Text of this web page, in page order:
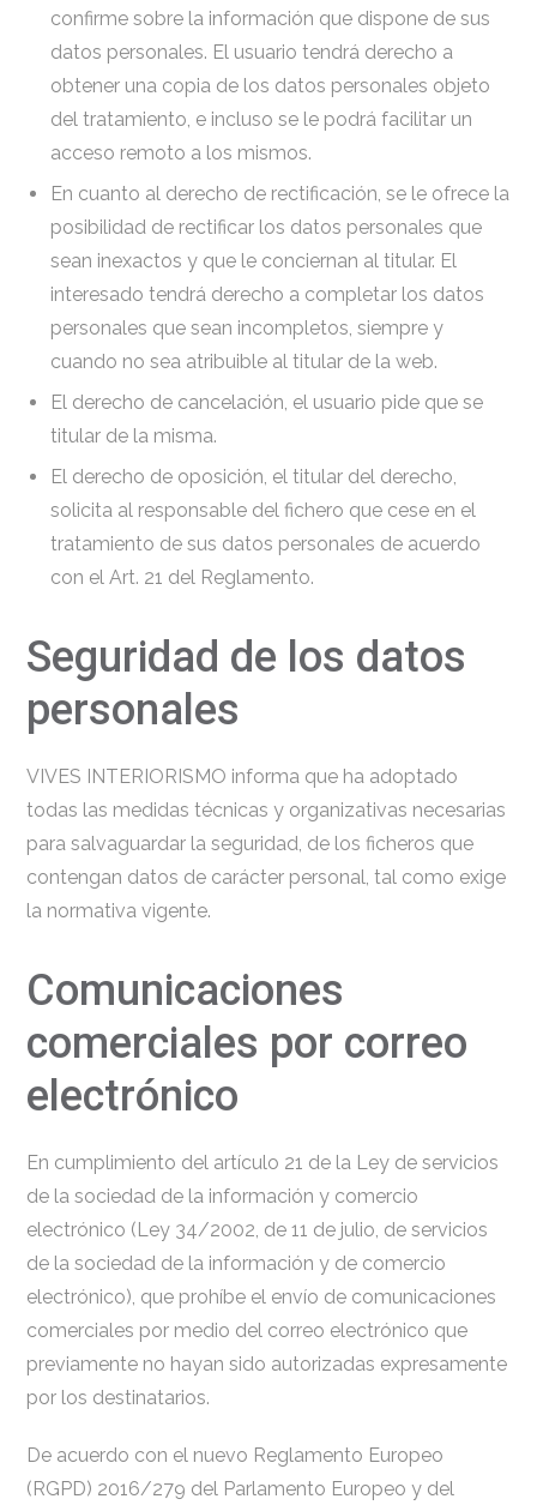
confirme sobre la información que dispone de sus
datos personales. El usuario tendrá derecho a
obtener una copia de los datos personales objeto
del tratamiento, e incluso se le podrá facilitar un
acceso remoto a los mismos.
En cuanto al derecho de rectificación, se le ofrece la
posibilidad de rectificar los datos personales que
sean inexactos y que le conciernan al titular. El
interesado tendrá derecho a completar los datos
personales que sean incompletos, siempre y
cuando no sea atribuible al titular de la web.
El derecho de cancelación, el usuario pide que se
titular de la misma.
El derecho de oposición, el titular del derecho,
solicita al responsable del fichero que cese en el
tratamiento de sus datos personales de acuerdo
con el Art. 21 del Reglamento.
Seguridad de los datos
personales
VIVES INTERIORISMO informa que ha adoptado
todas las medidas técnicas y organizativas necesarias
para salvaguardar la seguridad, de los ficheros que
contengan datos de carácter personal, tal como exige
la normativa vigente.
Comunicaciones
comerciales por correo
electrónico
En cumplimiento del artículo 21 de la Ley de servicios
de la sociedad de la información y comercio
electrónico (Ley 34/2002, de 11 de julio, de servicios
de la sociedad de la información y de comercio
electrónico), que prohíbe el envío de comunicaciones
comerciales por medio del correo electrónico que
previamente no hayan sido autorizadas expresamente
por los destinatarios.
De acuerdo con el nuevo Reglamento Europeo
(RGPD) 2016/279 del Parlamento Europeo y del